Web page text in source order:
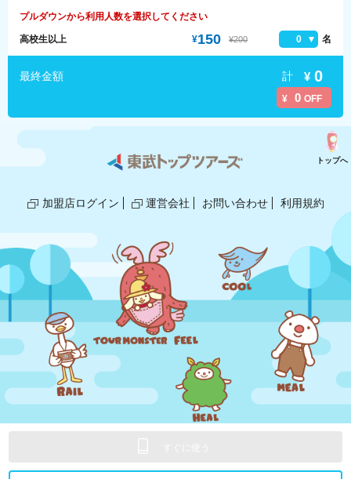
プルダウンから利用人数を選択してください
高校生以上 ¥150 ¥200 0 名
最終金額
¥ 0 OFF
計 ¥ 0
加盟店ログイン 運営会社 お問い合わせ 利用規約
トップへ